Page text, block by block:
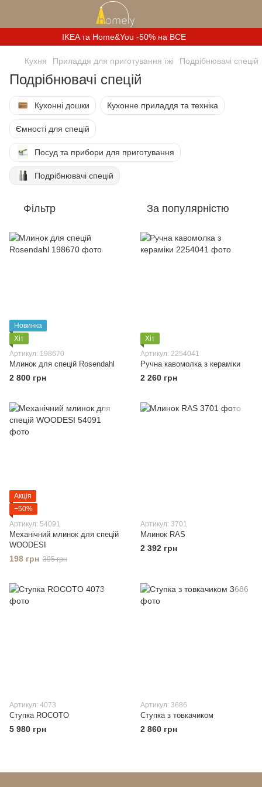
IKEA та Home&You -50% на ВСЕ
Кухня Приладдя для приготування їжі Подрібнювачі спецій
Подрібнювачі спецій
Кухонні дошки Кухонне приладдя та техніка
Ємності для спецій
Посуд та прибори для приготування
Подрібнювачі спецій
Фільтр За популярністю
Новинка
Хіт
Артикул: 198670
Млинок для спецій Rosendahl
2 800 грн
Хіт
Артикул: 2254041
Ручна кавомолка з кераміки
2 260 грн
Акція
−50%
Артикул: 54091
Механічний млинок для спецій
WOODESI
198 грн 395 грн
Артикул: 3701
Млинок RAS
2 392 грн
Артикул: 4073
Ступка ROCOTO
5 980 грн
Артикул: 3686
Ступка з товкачиком
2 860 грн